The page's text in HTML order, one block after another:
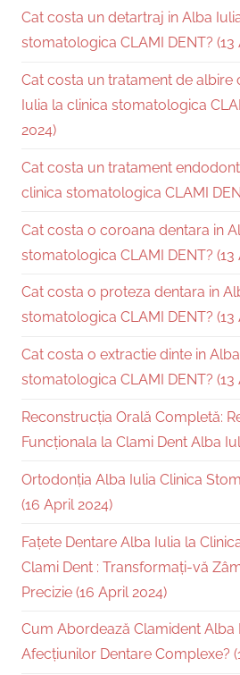
Cat costa un detartraj in Alba
stomatologica CLAMI DENT? (13
Cat costa un tratament de albire
Iulia la clinica stomatologica
2024)
Cat costa un tratament
clinica stomatologica CLAMI
Cat costa o coroana dentara in
stomatologica CLAMI DENT? (13
Cat costa o proteza dentara in
stomatologica CLAMI DENT? (13
Cat costa o extractie dinte in
stomatologica CLAMI DENT? (13
Reconstrucția Orală Completă:
Funcționala la Clami Dent Alba
Ortodonția Alba Iulia Clinica
(16 April 2024)
Fațete Dentare Alba Iulia la
Clami Dent : Transformați-vă
Precizie (16 April 2024)
Cum Abordează Clamident Alba
Afecțiunilor Dentare Complexe?